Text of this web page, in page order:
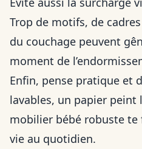
Trop de motifs, de
du couchage peuvent
moment de
Enfin, pense pratique et
lavables, un papier peint
mobilier bébé robuste
vie au quotidien.